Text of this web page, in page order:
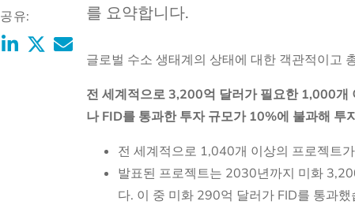
공유:
를 요약합니다.
글로벌 수소 생태계의 상태에 대한 객관적이고
전 세계적으로 3,200억 달러가 필요한 1,000개
나 FID를 통과한 투자 규모가 10%에 불과해 투
전 세계적으로 1,040개 이상의 프로젝트
발표된 프로젝트는 2030년까지 미화
다. 이 중 미화 290억 달러가 FID를 통과했